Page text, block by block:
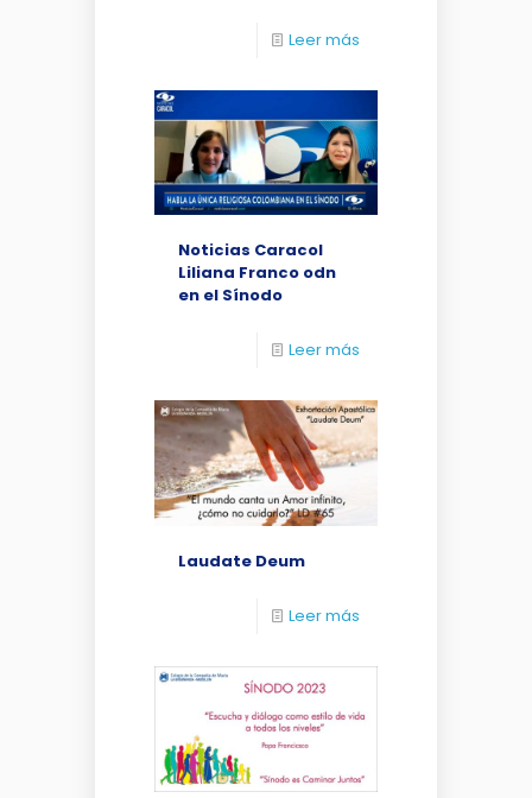
Leer más
Noticias Caracol
Liliana Franco odn
en el Sínodo
Leer más
Laudate Deum
Leer más